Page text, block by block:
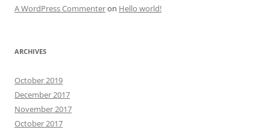
A WordPress Commenteron Hello world!
ARCHIVES
October 2019
December 2017
November 2017
October 2017